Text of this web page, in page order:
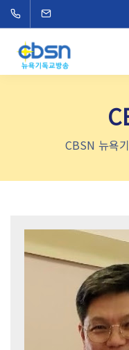
CBSN 뉴욕